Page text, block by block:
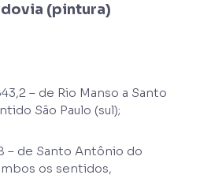
(pintura)
– de Rio Manso a Santo
São Paulo (sul);
– de Santo Antônio do
os sentidos,